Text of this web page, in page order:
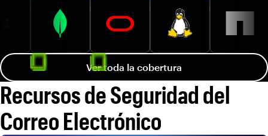
Ver toda la cobertura
Recursos de Seguridad del
Correo Electrónico